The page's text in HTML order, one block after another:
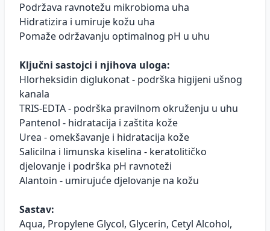
Podržava ravnotežu mikrobioma uha
Hidratizira i umiruje kožu uha
Pomaže održavanju optimalnog pH u uhu
Ključni sastojci i njihova uloga:
Hlorheksidin diglukonat - podrška higijeni ušnog
kanala
TRIS-EDTA - podrška pravilnom okruženju u uhu
Pantenol - hidratacija i zaštita kože
Urea - omekšavanje i hidratacija kože
Salicilna i limunska kiselina - keratolitičko
djelovanje i podrška pH ravnoteži
Alantoin - umirujuće djelovanje na kožu
Sastav:
Aqua, Propylene Glycol, Glycerin, Cetyl Alcohol,